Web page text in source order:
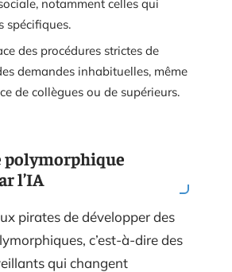
notamment celles qui
spécifiques.
des procédures strictes de
demandes inhabituelles, même
de collègues ou de supérieurs.
polymorphique
l’IA
pirates de développer des
c’est-à-dire des
qui changent